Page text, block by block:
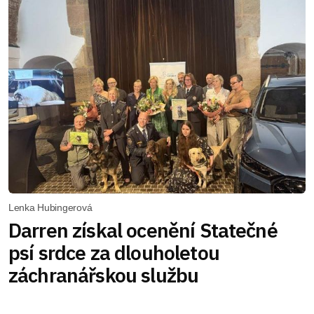
Lenka Hubingerová
Darren získal ocenění Statečné
psí srdce za dlouholetou
záchranářskou službu